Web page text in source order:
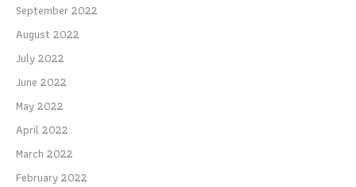
September 2022
August 2022
July 2022
June 2022
May 2022
April 2022
March 2022
February 2022